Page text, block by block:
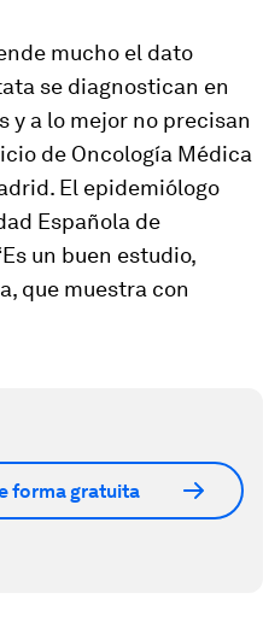
mucho el dato
se diagnostican en
y a lo mejor no precisan
de Oncología Médica
El epidemiólogo
Española de
un buen estudio,
que muestra con
forma gratuita